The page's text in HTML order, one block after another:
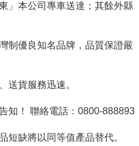
」本公司專車送達；其餘外縣
制優良知名品牌，品質保證嚴
送貨服務迅速。
知！ 聯絡電話：0800-888893
短缺將以同等值產品替代。